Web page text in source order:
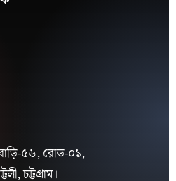
৫৬, রোড-০১,
চট্টগ্রাম।